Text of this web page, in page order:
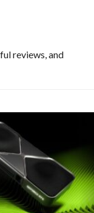
reviews, and